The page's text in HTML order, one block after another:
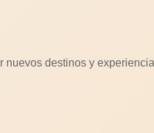
nuevos destinos y